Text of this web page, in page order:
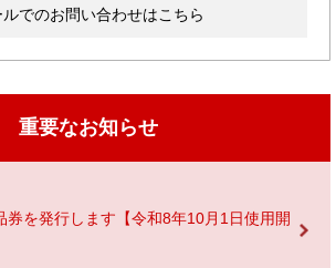
ルでのお問い合わせはこちら
重要なお知らせ
券を発行します【令和8年10月1日使用開